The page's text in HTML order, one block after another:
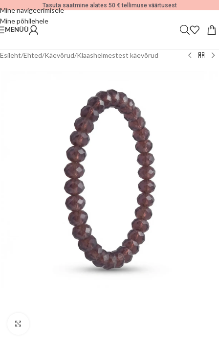
Mine navigeerimisele
Mine põhilehele
Tasuta saatmine alates 50 € tellimuse väärtusest
MENÜÜ
Esileht/Ehted/Käevõrud/Klaashelmestest käevõrud